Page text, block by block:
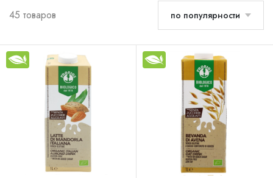
45 товаров по популярности